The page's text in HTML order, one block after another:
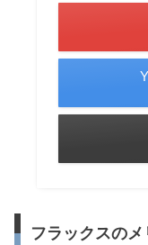
フラックスの